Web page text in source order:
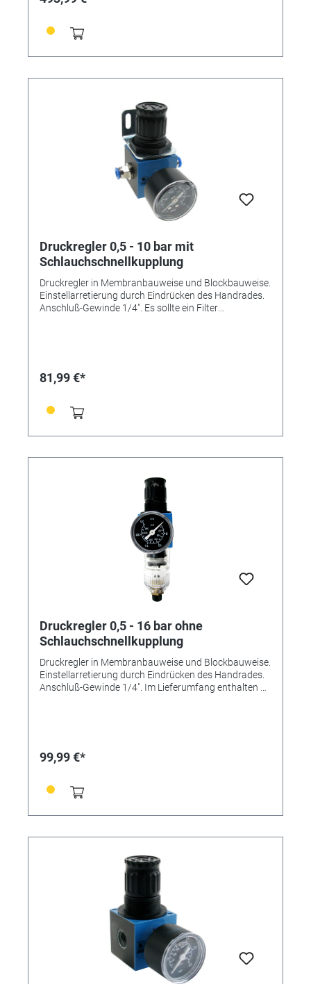
Druckregler 0,5 - 10 bar mit
Schlauchschnellkupplung
Druckregler in Membranbauweise und Blockbauweise.
Einstellarretierung durch Eindrücken des Handrades.
Anschluß-Gewinde 1/4". Es sollte ein Filter
81,99 €*
Druckregler 0,5 - 16 bar ohne
Schlauchschnellkupplung
Druckregler in Membranbauweise und Blockbauweise.
Einstellarretierung durch Eindrücken des Handrades.
Anschluß-Gewinde 1/4". Im Lieferumfang enthalten 1
99,99 €*